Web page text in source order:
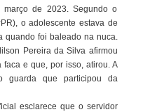
de 2023. Segundo o
o adolescente estava de
quando foi baleado na nuca.
Pereira da Silva afirmou
e que, por isso, atirou. A
guarda que participou da
esclarece que o servidor